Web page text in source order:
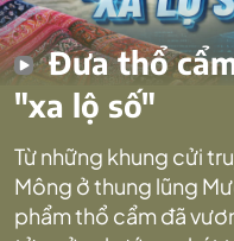
Đưa thổ
"xa lộ số"
Từ những khung cửi
Mông ở thung lũng
phẩm thổ cẩm đã